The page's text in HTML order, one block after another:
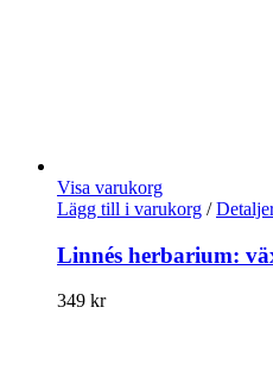
Visa varukorg
Lägg till i varukorg /
Linnés herbarium:
349 kr